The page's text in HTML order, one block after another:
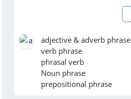
adjective & adverb phrase
verb phrase
phrasal verb
Noun phrase
prepositional phrase